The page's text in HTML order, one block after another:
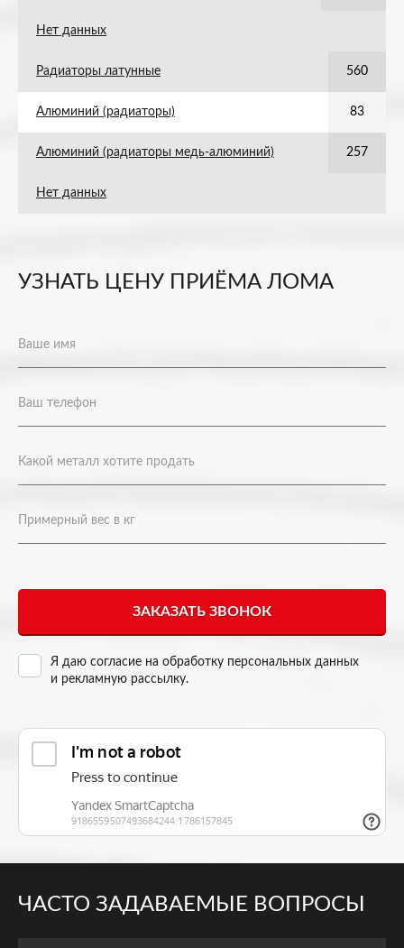
Нет данных
Радиаторы латунные 560
Алюминий (радиаторы) 83
Алюминий (радиаторы медь-алюминий) 257
Нет данных
УЗНАТЬ ЦЕНУ ПРИЁМА ЛОМА
Я даю согласие на обработку персональных данных
и рекламную рассылку.
ЧАСТО ЗАДАВАЕМЫЕ ВОПРОСЫ